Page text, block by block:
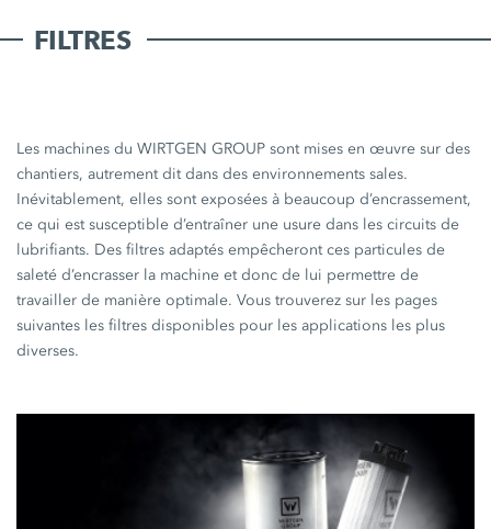
FILTRES
Les machines du WIRTGEN GROUP sont mises en œuvre sur des
chantiers, autrement dit dans des environnements sales.
Inévitablement, elles sont exposées à beaucoup d’encrassement,
ce qui est susceptible d’entraîner une usure dans les circuits de
lubrifiants. Des filtres adaptés empêcheront ces particules de
saleté d’encrasser la machine et donc de lui permettre de
travailler de manière optimale. Vous trouverez sur les pages
suivantes les filtres disponibles pour les applications les plus
diverses.